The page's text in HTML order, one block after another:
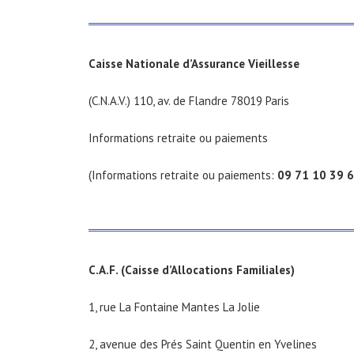
Caisse Nationale d’Assurance Vieillesse
(C.N.A.V.) 110, av. de Flandre 78019 Paris
Informations retraite ou paiements
(Informations retraite ou paiements: 09 71 10 39
C.A.F. (Caisse d’Allocations Familiales)
1, rue La Fontaine Mantes La Jolie
2, avenue des Prés Saint Quentin en Yvelines